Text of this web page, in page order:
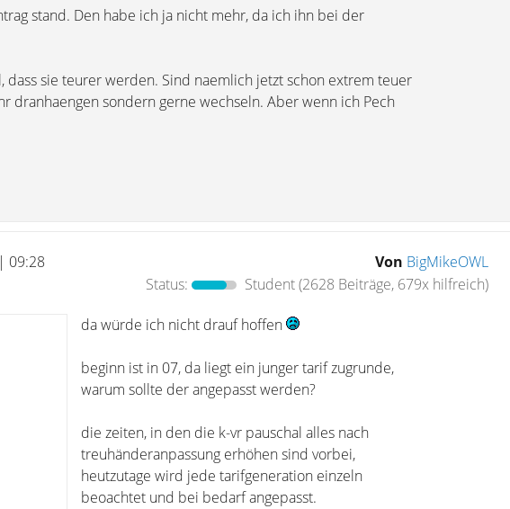
stand. Den habe ich ja nicht mehr, da ich ihn bei der
dass sie teurer werden. Sind naemlich jetzt schon extrem teuer
dranhaengen sondern gerne wechseln. Aber wenn ich Pech
09:28 Von BigMikeOWL
Status:
Student(2628 Beiträge, 679x hilfreich)
da würde ich nicht drauf hoffen
beginn ist in 07, da liegt ein junger tarif zugrunde,
warum sollte der angepasst werden?
die zeiten, in den die k-vr pauschal alles nach
treuhänderanpassung erhöhen sind vorbei,
heutzutage wird jede tarifgeneration einzeln
beoachtet und bei bedarf angepasst.